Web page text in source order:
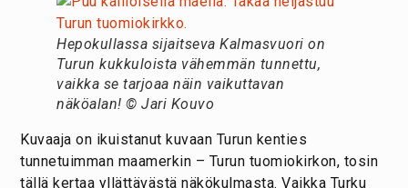
Hepokullassa sijaitseva Kalmasvuori on
Turun kukkuloista vähemmän tunnettu,
vaikka se tarjoaa näin vaikuttavan
näköalan! © Jari Kouvo
Kuvaaja on ikuistanut kuvaan Turun kenties
tunnetuimman maamerkin – Turun tuomiokirkon, tosin
tällä kertaa yllättävästä näkökulmasta. Vaikka Turku